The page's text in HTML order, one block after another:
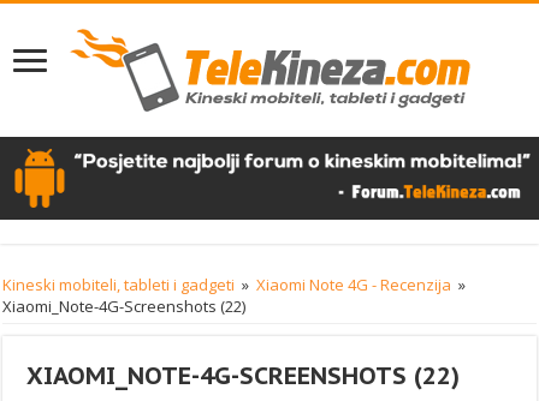
Kineski mobiteli, tableti i gadgeti » Xiaomi Note 4G - Recenzija »
Xiaomi_Note-4G-Screenshots (22)
XIAOMI_NOTE-4G-SCREENSHOTS (22)